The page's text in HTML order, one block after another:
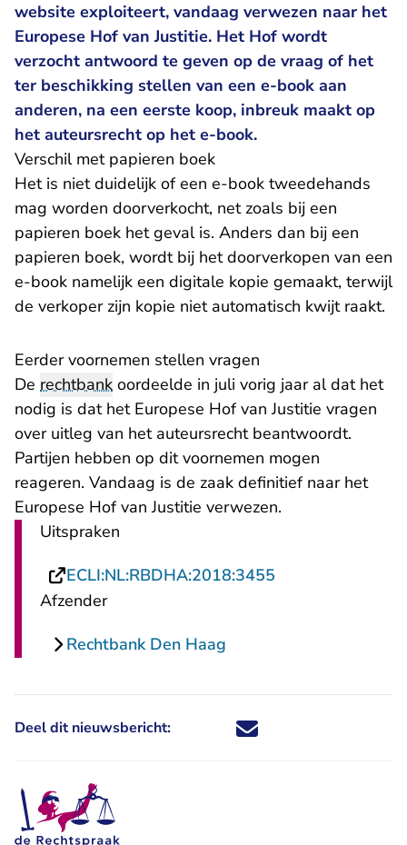
website exploiteert, vandaag verwezen naar het
Europese Hof van Justitie. Het Hof wordt
verzocht antwoord te geven op de vraag of het
ter beschikking stellen van een e-book aan
anderen, na een eerste koop, inbreuk maakt op
het auteursrecht op het e-book.
​Verschil met papieren boek
Het is niet duidelijk of een e-book tweedehands
mag worden doorverkocht, net zoals bij een
papieren boek het geval is. Anders dan bij een
papieren boek, wordt bij het doorverkopen van een
e-book namelijk een digitale kopie gemaakt, terwijl
de verkoper zijn kopie niet automatisch kwijt raakt.
​Eerder voornemen stellen vragen
De rechtbank oordeelde in juli vorig jaar al dat het
nodig is dat het Europese Hof van Justitie vragen
over uitleg van het auteursrecht beantwoordt.
Partijen hebben op dit voornemen mogen
reageren. Vandaag is de zaak definitief naar het
Europese Hof van Justitie verwezen.
Uitspraken
ECLI:NL:RBDHA:2018:3455
Afzender
Rechtbank Den Haag
Deel dit nieuwsbericht: Deel dit nieuwsbericht via X -
Deel dit nieuwsbericht via
Deel dit nieuwsbericht
Deel dit